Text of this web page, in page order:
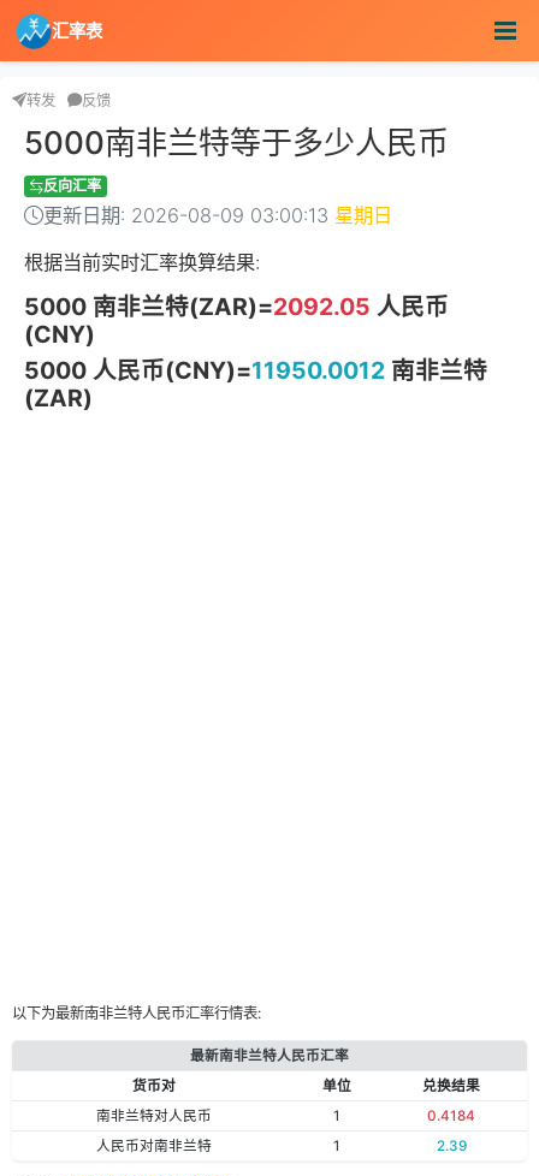
汇率表
转发 反馈
5000南非兰特等于多少人民币
反向汇率
更新日期: 2026-08-09 03:00:13 星期日
根据当前实时汇率换算结果:
5000 南非兰特(ZAR)=2092.05 人民币
(CNY)
5000 人民币(CNY)=11950.0012南非兰特
(ZAR)
以下为最新南非兰特人民币汇率行情表:
最新南非兰特人民币汇率
货币对
单位
兑换结果
南非兰特对人民币
1
0.4184
人民币对南非兰特
1 2.39